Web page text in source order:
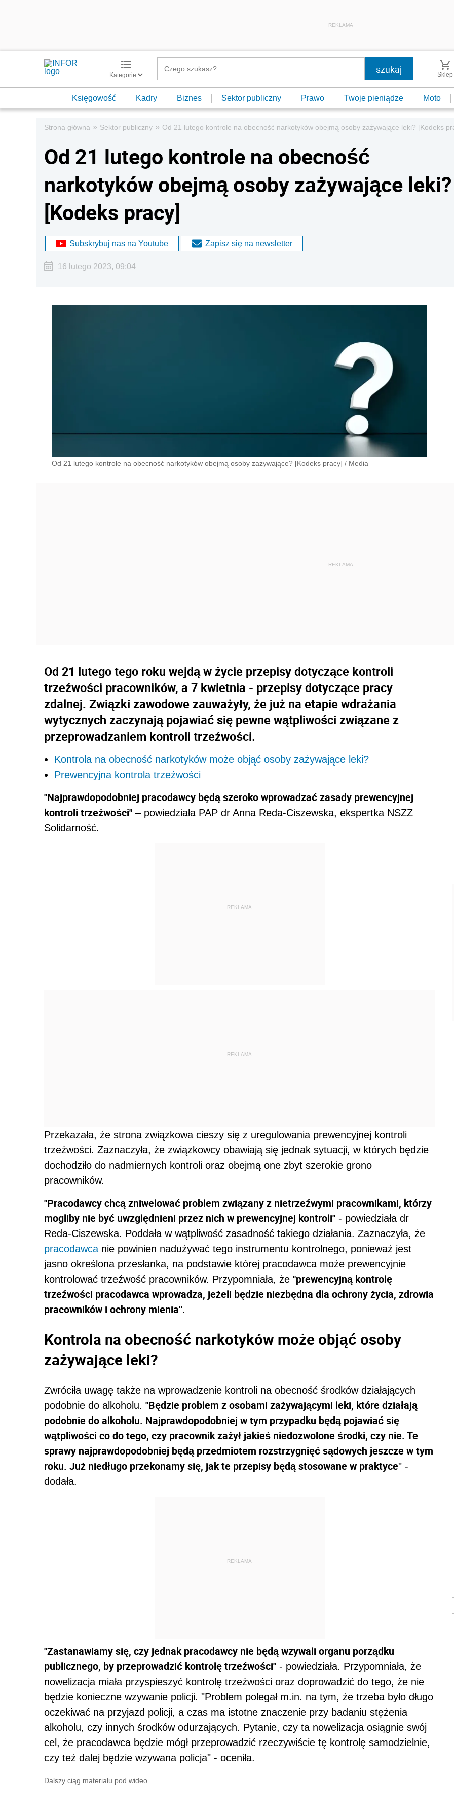
REKLAMA
Kategorie Sklep
Księgowość Kadry Biznes Sektor publiczny Prawo Twoje pieniądze Moto
Strona główna » Sektor publiczny » Od 21 lutego kontrole na obecność narkotyków obejmą osoby zażywające leki? [Kodeks
Od 21 lutego kontrole na obecność
narkotyków obejmą osoby zażywające leki?
[Kodeks pracy]
Subskrybuj nas na Youtube Zapisz się na newsletter
16 lutego 2023, 09:04
Od 21 lutego kontrole na obecność narkotyków obejmą osoby zażywające? [Kodeks pracy] / Media
Od 21 lutego tego roku wejdą w życie przepisy dotyczące kontroli
trzeźwości pracowników, a 7 kwietnia - przepisy dotyczące pracy
zdalnej. Związki zawodowe zauważyły, że już na etapie wdrażania
wytycznych zaczynają pojawiać się pewne wątpliwości związane z
przeprowadzaniem kontroli trzeźwości.
Kontrola na obecność narkotyków może objąć osoby zażywające leki?
Prewencyjna kontrola trzeźwości
"Najprawdopodobniej pracodawcy będą szeroko wprowadzać zasady prewencyjnej
kontroli trzeźwości" – powiedziała PAP dr Anna Reda-Ciszewska, ekspertka NSZZ
Solidarność.
REKLAMA
REKLAMA
Przekazała, że strona związkowa cieszy się z uregulowania prewencyjnej kontroli
trzeźwości. Zaznaczyła, że związkowcy obawiają się jednak sytuacji, w których będzie
dochodziło do nadmiernych kontroli oraz obejmą one zbyt szerokie grono
pracowników.
"Pracodawcy chcą zniwelować problem związany z nietrzeźwymi pracownikami, którzy
mogliby nie być uwzględnieni przez nich w prewencyjnej kontroli" - powiedziała dr
Reda-Ciszewska. Poddała w wątpliwość zasadność takiego działania. Zaznaczyła, że
pracodawca nie powinien nadużywać tego instrumentu kontrolnego, ponieważ jest
jasno określona przesłanka, na podstawie której pracodawca może prewencyjnie
kontrolować trzeźwość pracowników. Przypomniała, że "prewencyjną kontrolę
trzeźwości pracodawca wprowadza, jeżeli będzie niezbędna dla ochrony życia, zdrowia
pracowników i ochrony mienia".
Kontrola na obecność narkotyków może objąć osoby
zażywające leki?
Zwróciła uwagę także na wprowadzenie kontroli na obecność środków działających
podobnie do alkoholu. "Będzie problem z osobami zażywającymi leki, które działają
podobnie do alkoholu. Najprawdopodobniej w tym przypadku będą pojawiać się
wątpliwości co do tego, czy pracownik zażył jakieś niedozwolone środki, czy nie. Te
sprawy najprawdopodobniej będą przedmiotem rozstrzygnięć sądowych jeszcze w tym
roku. Już niedługo przekonamy się, jak te przepisy będą stosowane w praktyce" -
dodała.
REKLAMA
"Zastanawiamy się, czy jednak pracodawcy nie będą wzywali organu porządku
publicznego, by przeprowadzić kontrolę trzeźwości" - powiedziała. Przypomniała, że
nowelizacja miała przyspieszyć kontrolę trzeźwości oraz doprowadzić do tego, że nie
będzie konieczne wzywanie policji. "Problem polegał m.in. na tym, że trzeba było długo
oczekiwać na przyjazd policji, a czas ma istotne znaczenie przy badaniu stężenia
alkoholu, czy innych środków odurzających. Pytanie, czy ta nowelizacja osiągnie swój
cel, że pracodawca będzie mógł przeprowadzić rzeczywiście tę kontrolę samodzielnie,
czy też dalej będzie wzywana policja" - oceniła.
Dalszy ciąg materiału pod wideo